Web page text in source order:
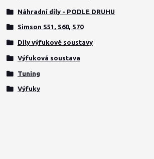
Náhradní díly - PODLE DRUHU
Simson S51, S60, S70
Díly výfukové soustavy
Výfuková soustava
Tuning
Výfuky